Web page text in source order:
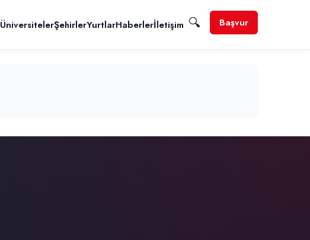
ÜniversitelerŞehirlerYurtlarHaberlerİletişim 🔍 Başvur